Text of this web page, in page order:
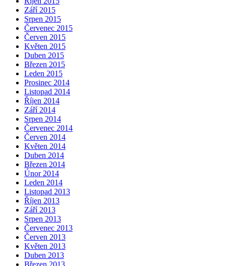
Září 2015
Srpen 2015
Červenec 2015
Červen 2015
Květen 2015
Duben 2015
Březen 2015
Leden 2015
Prosinec 2014
Listopad 2014
Říjen 2014
Září 2014
Srpen 2014
Červenec 2014
Červen 2014
Květen 2014
Duben 2014
Březen 2014
Únor 2014
Leden 2014
Listopad 2013
Říjen 2013
Září 2013
Srpen 2013
Červenec 2013
Červen 2013
Květen 2013
Duben 2013